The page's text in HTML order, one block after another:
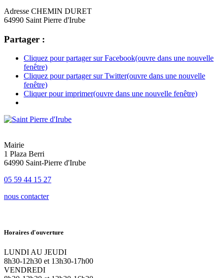
Adresse CHEMIN DURET
64990 Saint Pierre d'Irube
Partager :
Cliquez pour partager sur Facebook(ouvre dans une nouvelle
fenêtre)
Cliquez pour partager sur Twitter(ouvre dans une nouvelle
fenêtre)
Cliquer pour imprimer(ouvre dans une nouvelle fenêtre)
Mairie
1 Plaza Berri
64990 Saint-Pierre d'Irube
05 59 44 15 27
nous contacter
Horaires d'ouverture
LUNDI AU JEUDI
8h30-12h30 et 13h30-17h00
VENDREDI